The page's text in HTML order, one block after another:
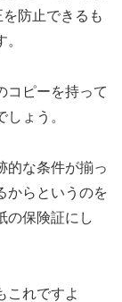
防止できるも
コピーを持って
ょう。
的な条件が揃っ
からというのを
の保険証にし
これですよ